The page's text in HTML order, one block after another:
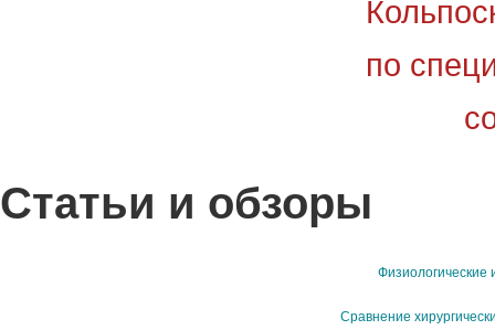
по
Статьи и обзоры
Физиологические
Сравнение